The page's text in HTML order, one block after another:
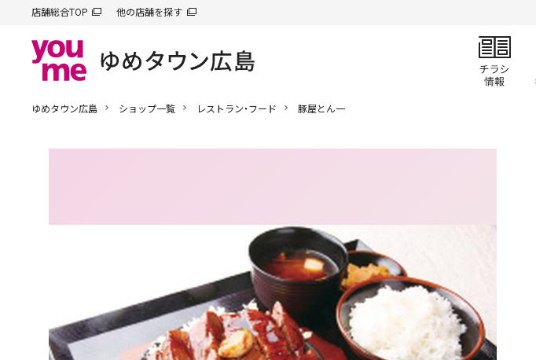
店舗総合TOP 他の店舗を探す
ゆめタウン広島 ショップ一覧 レストラン・フード 豚屋とん一